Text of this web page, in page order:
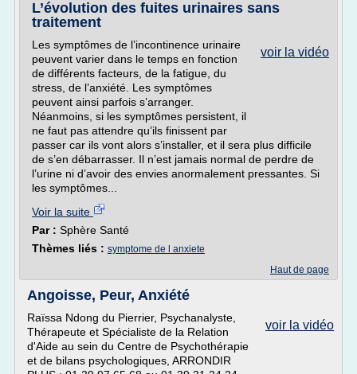
L’évolution des fuites urinaires sans
traitement
voir la vidéo
Les symptômes de l’incontinence urinaire
peuvent varier dans le temps en fonction
de différents facteurs, de la fatigue, du
stress, de l’anxiété. Les symptômes
peuvent ainsi parfois s’arranger.
Néanmoins, si les symptômes persistent, il
ne faut pas attendre qu’ils finissent par
passer car ils vont alors s’installer, et il sera plus difficile
de s’en débarrasser. Il n’est jamais normal de perdre de
l’urine ni d’avoir des envies anormalement pressantes. Si
les symptômes...
Voir la suite
Par : Sphère Santé
Thèmes liés : symptome de l anxiete
Haut de page
Angoisse, Peur, Anxiété
voir la vidéo
Raïssa Ndong du Pierrier, Psychanalyste,
Thérapeute et Spécialiste de la Relation
d'Aide au sein du Centre de Psychothérapie
et de bilans psychologiques, ARRONDIR